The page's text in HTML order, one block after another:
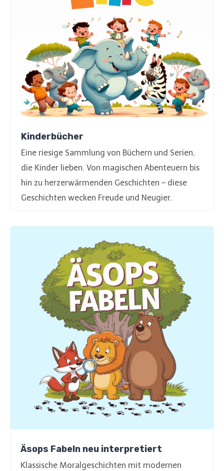
Kinderbücher
Eine riesige Sammlung von Büchern und Serien,
die Kinder lieben. Von magischen Abenteuern bis
hin zu herzerwärmenden Geschichten – diese
Geschichten wecken Freude und Neugier.
Äsops Fabeln neu interpretiert
Klassische Moralgeschichten mit modernen